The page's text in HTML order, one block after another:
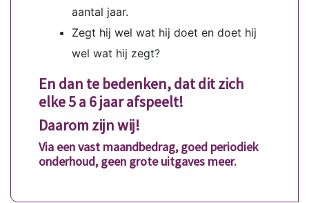
aantal jaar.
Zegt hij wel wat hij doet en doet hij
wel wat hij zegt?
En dan te bedenken, dat dit zich
elke 5 a 6 jaar afspeelt!
Daarom zijn wij!
Via een vast maandbedrag, goed periodiek
onderhoud, geen grote uitgaves meer.